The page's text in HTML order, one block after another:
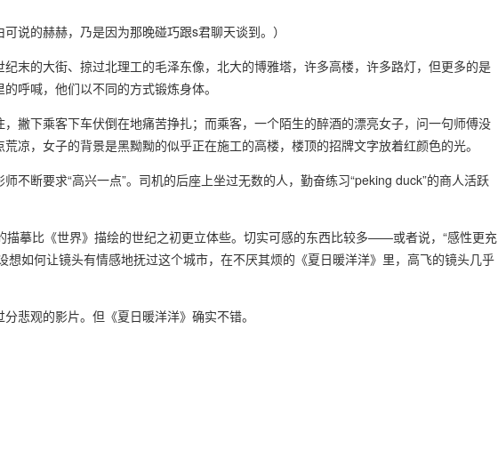
说的赫赫，乃是因为那晚碰巧跟s君聊天谈到。）
末的大街、掠过北理工的毛泽东像，北大的博雅塔，许多高楼，许多路灯，但更多的是
呼喊，他们以不同的方式锻炼身体。
撇下乘客下车伏倒在地痛苦挣扎；而乘客，一个陌生的醉酒的漂亮女子，问一句师傅没
凉，女子的背景是黑黝黝的似乎正在施工的高楼，楼顶的招牌文字放着红颜色的光。
不断要求“高兴一点”。司机的后座上坐过无数的人，勤奋练习“peking duck”的商人活跃
摹比《世界》描绘的世纪之初更立体些。切实可感的东西比较多——或者说，“感性更充
如何让镜头有情感地抚过这个城市，在不厌其烦的《夏日暖洋洋》里，高飞的镜头几乎
悲观的影片。但《夏日暖洋洋》确实不错。